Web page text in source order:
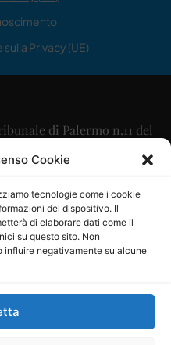
Cookie
tecnologie come i cookie
del dispositivo. Il
di elaborare dati come il
su questo sito. Non
influire negativamente su alcune
Privacy (UE)
di Palermo n.11 del
Scaglione
Maria Calabrese
Cooperativa a r.l. è